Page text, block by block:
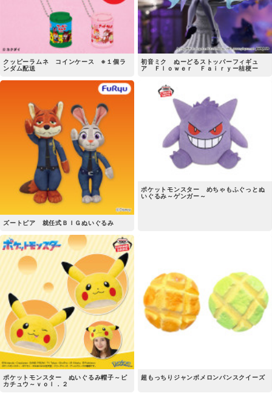
クッピーラムネ コインケース ※１個ラ
ンダム配送
初音ミク ぬーどるストッパーフィギュ
ア Ｆｌｏｗｅｒ Ｆａｉｒｙー桔梗ー
ズートピア 就任式ＢＩＧぬいぐるみ
ポケットモンスター めちゃもふぐっとぬ
いぐるみ～ゲンガー～
ポケットモンスター ぬいぐるみ帽子～ピ
カチュウ～ｖｏｌ．２
超もっちりジャンボメロンパンスクイーズ